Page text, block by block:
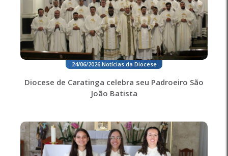
24/06/2026. Notícias da Diocese
Diocese de Caratinga celebra seu Padroeiro São
João Batista